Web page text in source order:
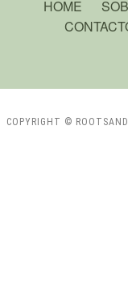
HOME
COPYRIGHT ©